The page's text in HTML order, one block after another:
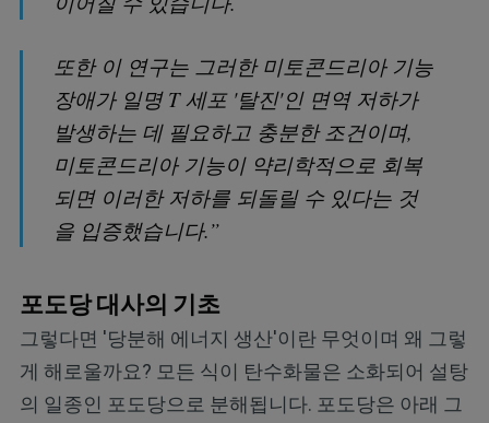
또한 이 연구는 그러한 미토콘드리아 기능
장애가 일명 T 세포 '탈진'인 면역 저하가
발생하는 데 필요하고 충분한 조건이며,
미토콘드리아 기능이 약리학적으로 회복
되면 이러한 저하를 되돌릴 수 있다는 것
을 입증했습니다.”
포도당 대사의 기초
그렇다면 '당분해 에너지 생산'이란 무엇이며 왜 그렇
게 해로울까요? 모든 식이 탄수화물은 소화되어 설탕
의 일종인 포도당으로 분해됩니다. 포도당은 아래 그